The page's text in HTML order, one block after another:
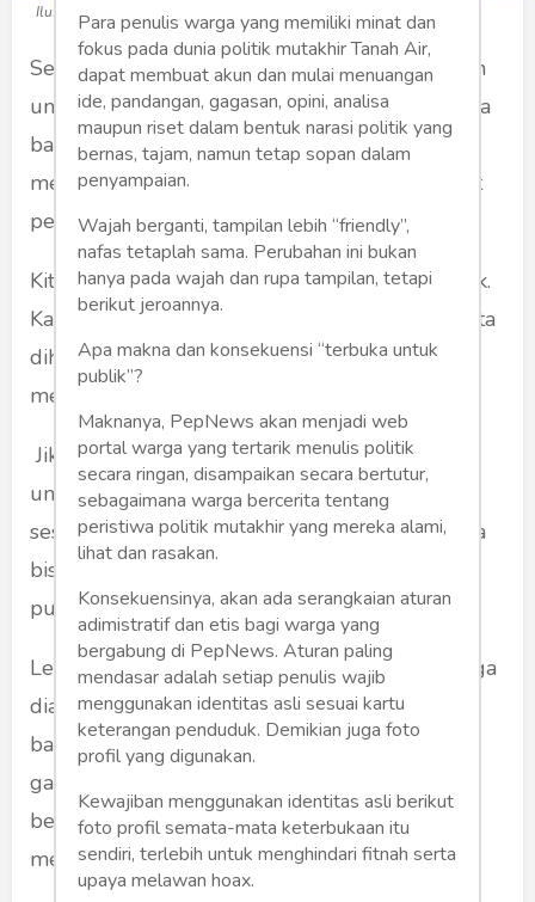
Ilustrasi (Foto: rumahfilsafat.com)
Sejak kecil, kita sudah salah asuh. Kita diajarkan
untuk meraih sesuatu. Baru setelah itu, kita bisa
bahagia. Kita diajarkan, bahkan dipaksa, untuk
menjadi sesuatu yang palsu, supaya mendapat
pengakuan dari keluarga.
Kita diajarkan untuk mendapatkan uang banyak.
Katanya, dengan uang, kita menjadi bahagia. Kita
dihormati oleh masyarakat luas. Kita
mengharumkan nama keluarga.
Jika tak bisa punya uang banyak, kita diajarkan
untuk menjadi terkenal. Kita harus berbuat
sesuatu yang heboh. Hanya dengan begitu, kita
bisa dikenal. Pengakuan dari masyarakat luas
pun disamakan dengan kebahagiaan.
Lewat berbagai iklan dan acara televisi, kita juga
diajarkan untuk mengejar kenikmatan. Belanja
barang-barang mewah, bercinta dengan pria
ganteng atau gadis cantik sampai dengan
berkeliling dunia, semua dijanjikan untuk
memberikan kebahagiaan kepada kita.
Para penulis warga yang memiliki minat dan
fokus pada dunia politik mutakhir Tanah Air,
dapat membuat akun dan mulai menuangan
ide, pandangan, gagasan, opini, analisa
maupun riset dalam bentuk narasi politik yang
bernas, tajam, namun tetap sopan dalam
penyampaian.
Wajah berganti, tampilan lebih “friendly”,
nafas tetaplah sama. Perubahan ini bukan
hanya pada wajah dan rupa tampilan, tetapi
berikut jeroannya.
Apa makna dan konsekuensi “terbuka untuk
publik”?
Maknanya, PepNews akan menjadi web
portal warga yang tertarik menulis politik
secara ringan, disampaikan secara bertutur,
sebagaimana warga bercerita tentang
peristiwa politik mutakhir yang mereka alami,
lihat dan rasakan.
Konsekuensinya, akan ada serangkaian aturan
adimistratif dan etis bagi warga yang
bergabung di PepNews. Aturan paling
mendasar adalah setiap penulis wajib
menggunakan identitas asli sesuai kartu
keterangan penduduk. Demikian juga foto
profil yang digunakan.
Kewajiban menggunakan identitas asli berikut
foto profil semata-mata keterbukaan itu
sendiri, terlebih untuk menghindari fitnah serta
upaya melawan hoax.